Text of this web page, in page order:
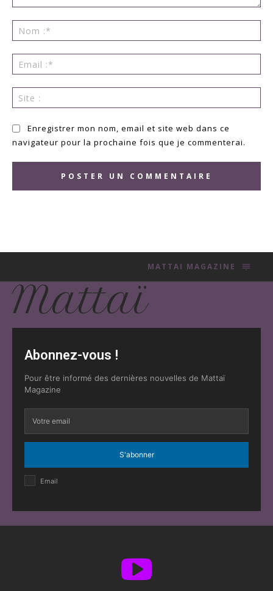
:*
:*
:
Enregistrer mon nom, email et site web dans ce
navigateur pour la prochaine fois que je commenterai.
MATTAI MAGAZINE
Mattaï
Abonnez-vous !
Pour être informé des dernières nouvelles de Mattaï
Magazine
S'abonner
Email